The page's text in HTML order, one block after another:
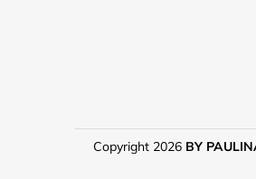
Copyright 2026 BY